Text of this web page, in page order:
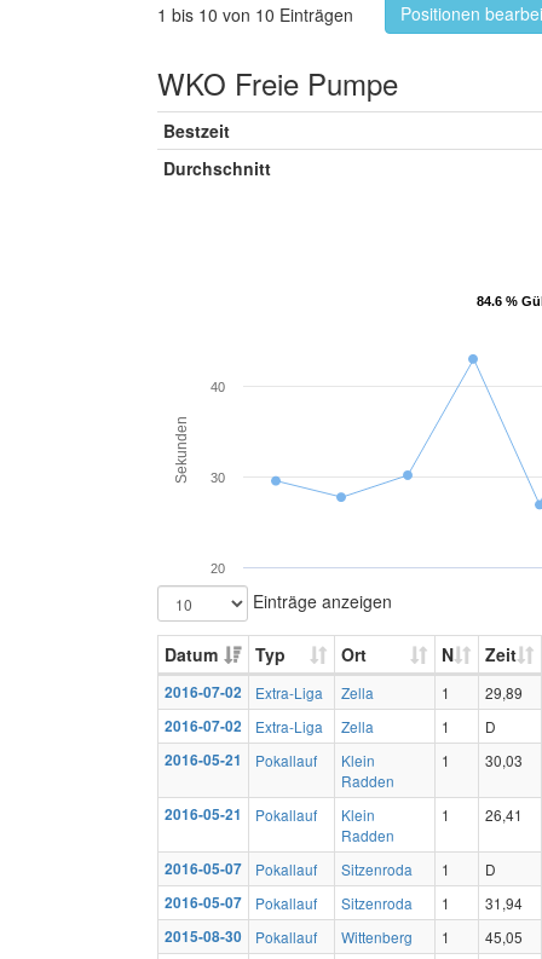
1 bis 10 von 10 Einträgen Positionen
WKO Freie Pumpe
Bestzeit
Durchschnitt
84.6 %
84.6 %
Sekunden
20
30
40
Einträge anzeigen
Datum Typ Ort N Zeit
2016-07-02 Extra-Liga Zella 1
29,89
2016-07-02
Extra-Liga Zella 1
D
2016-05-21
Pokallauf
Klein
Radden
1 30,03
2016-05-21 Pokallauf
Klein
Radden
1 26,41
2016-05-07 Pokallauf Sitzenroda 1
D
2016-05-07
Pokallauf Sitzenroda 1
31,94
2015-08-30
Pokallauf Wittenberg 1
45,05